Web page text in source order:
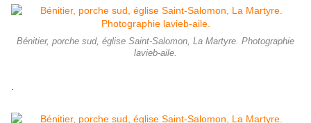
Bénitier, porche sud, église Saint-Salomon, La Martyre. Photographie
lavieb-aile.